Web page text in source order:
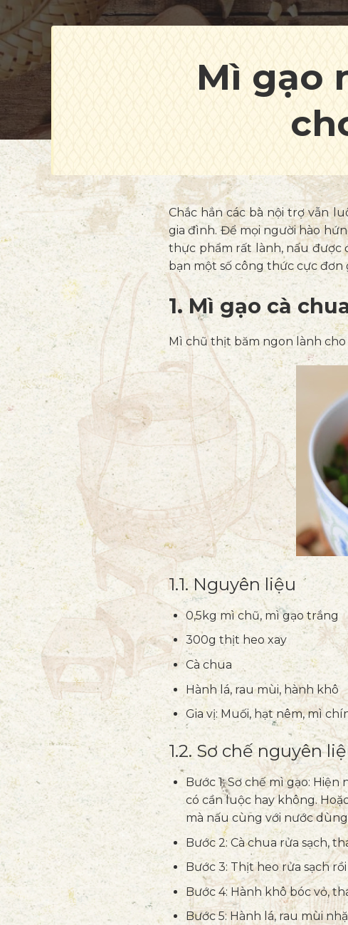
Mì gạo
Chắc hẳn các bà nội trợ vẫn
gia đình. Để mọi người hào
thực phẩm rất lành, nấu được
bạn một số công thức cực đơn
1. Mì gạo cà
Mì chũ thịt băm ngon lành cho
1.1. Nguyên liệu
0,5kg mì chũ, mì gạo trắng
300g thịt heo xay
Cà chua
Hành lá, rau mùi, hành khô
Gia vị: Muối, hạt nêm, mì
1.2. Sơ chế nguyên
Bước 1: Sơ chế mì gạo:
có cần luộc hay không.
mà nấu cùng với nước
Bước 2: Cà chua rửa sạch,
Bước 3: Thịt heo rửa sạch
Bước 4: Hành khô bóc vỏ,
Bước 5: Hành lá, rau mùi